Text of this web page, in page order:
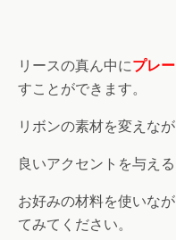
リースの真ん中にプレ
すことができます。
リボンの素材を変えな
良いアクセントを与え
お好みの材料を使いな
てみてください。